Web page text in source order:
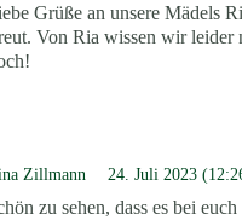
Grüße an unsere Mädels
Von Ria wissen wir leider
Zillmann 24. Juli 2023
zu sehen, dass es bei